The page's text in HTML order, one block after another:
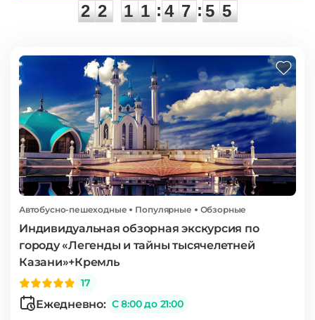
2 2
1 1 : 4 7 : 5 5
Автобусно-пешеходные Популярные Обзорные
Индивидуальная обзорная экскурсия по
городу «Легенды и тайны тысячелетней
Казани»+Кремль
17
Ежедневно: С 8:00 до 21:00